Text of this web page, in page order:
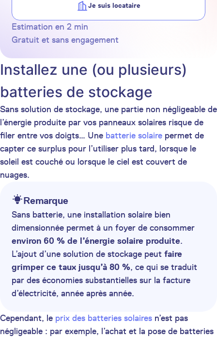
Je suis locataire
Estimation en 2 min
Gratuit et sans engagement
Installez une (ou plusieurs)
batteries de stockage
Sans solution de stockage, une partie non négligeable de
l’énergie produite par vos panneaux solaires risque de
filer entre vos doigts… Une batterie solaire permet de
capter ce surplus pour l’utiliser plus tard, lorsque le
soleil est couché ou lorsque le ciel est couvert de
nuages.
Remarque
Sans batterie, une installation solaire bien
dimensionnée permet à un foyer de consommer
environ 60 % de l’énergie solaire produite.
L’ajout d’une solution de stockage peut faire
grimper ce taux jusqu’à 80 %, ce qui se traduit
par des économies substantielles sur la facture
d’électricité, année après année.
Cependant, le prix des batteries solaires n’est pas
négligeable : par exemple, l’achat et la pose de batteries